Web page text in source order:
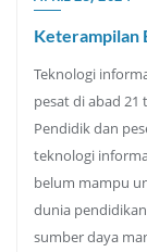
Keterampilan
Teknologi
pesat di abad 21
Pendidik dan
teknologi
belum mampu
dunia
sumber daya